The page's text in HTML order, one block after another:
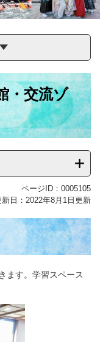
・交流ゾ
ページID：0005105
新日：2022年8月1日更新
ます。学習スペース